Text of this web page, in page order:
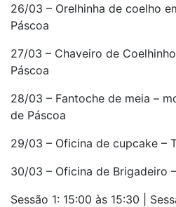
26/03 – Orelhinha de coelho
Páscoa
27/03 – Chaveiro de
Páscoa
28/03 – Fantoche de meia –
de Páscoa
29/03 – Oficina de cupcake –
30/03 – Oficina de Brigadeiro
Sessão 1: 15:00 às 15:30 |